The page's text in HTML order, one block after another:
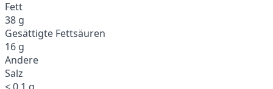
Fett
38 g
Gesättigte Fettsäuren
16 g
Andere
Salz